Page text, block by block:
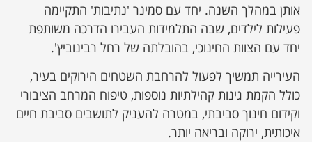
אותן במהלך השנה. יחד עם סמינר 'נתיבות' התקיימה
פעילות לילדים, שבה התלמידות העבירו הדרכה משותפת
יחד עם הצוות החינוכי, בהובלתה של רחל רבינוביץ'.
העירייה תמשיך לפעול להרחבת השטחים הירוקים בעיר,
כולל הקמת גינות קהילתיות נוספות, טיפוח המרחב הציבורי
וקידום חינוך סביבתי, במטרה להעניק לתושבים סביבת חיים
איכותית, ירוקה ובריאה יותר.